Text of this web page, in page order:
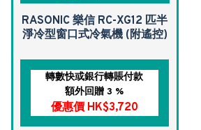
RASONIC 樂信 RC-XG12 匹半
淨冷型窗口式冷氣機 (附遙控)
轉數快或銀行轉賬付款
額外回贈 3 %
優惠價 HK$3,720